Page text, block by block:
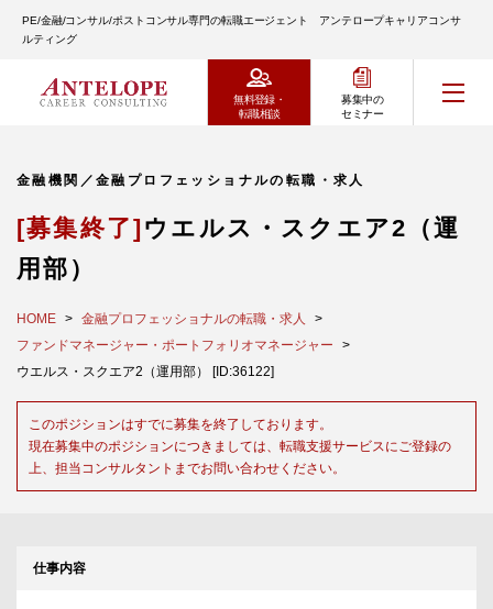
PE/金融/コンサル/ポストコンサル専門の転職エージェント アンテロープキャリアコンサ
ルティング
無料登録・
転職相談
募集中の
セミナー
金融機関／金融プロフェッショナルの転職・求人
[募集終了] ウエルス・スクエア2（運
用部）
HOME
金融プロフェッショナルの転職・求人
ファンドマネージャー・ポートフォリオマネージャー
ウエルス・スクエア2（運用部） [ID:36122]
このポジションはすでに募集を終了しております。
現在募集中のポジションにつきましては、転職支援サービスにご登録の
上、担当コンサルタントまでお問い合わせください。
仕事内容